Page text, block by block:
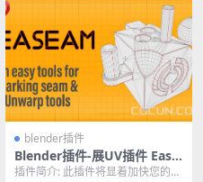
blender插件
Blender插件-展UV插件 Ease
am V0.0.5–An Easy And Qui
插件简介: 此插件将显着加快您的展